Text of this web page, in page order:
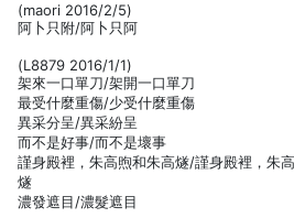
(maori 2016/2/5)
阿卜只附/阿卜只阿
(L8879 2016/1/1)
架來一口單刀/架開一口單刀
最受什麼重傷/少受什麼重傷
異采分呈/異采紛呈
而不是好事/而不是壞事
謹身殿裡，朱高煦和朱高燧/謹身殿裡，朱
燧
濃發遮目/濃髮遮目